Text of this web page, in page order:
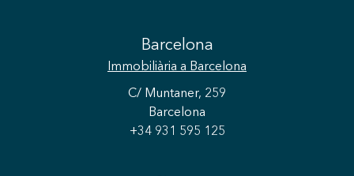
Barcelona
Immobiliària a Barcelona
C/ Muntaner, 259
Barcelona
+34 931 595 125